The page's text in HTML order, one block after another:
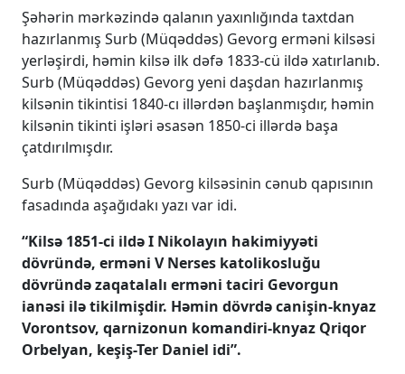
Şəhərin mərkəzində qalanın yaxınlığında taxtdan
hazırlanmış Surb (Müqəddəs) Gevorg erməni kilsəsi
yerləşirdi, həmin kilsə ilk dəfə 1833-cü ildə xatırlanıb.
Surb (Müqəddəs) Gevorg yeni daşdan hazırlanmış
kilsənin tikintisi 1840-cı illərdən başlanmışdır, həmin
kilsənin tikinti işləri əsasən 1850-ci illərdə başa
çatdırılmışdır.
Surb (Müqəddəs) Gevorg kilsəsinin cənub qapısının
fasadında aşağıdakı yazı var idi.
“Kilsə 1851-ci ildə I Nikolayın hakimiyyəti
dövründə, erməni V Nerses katolikosluğu
dövründə zaqatalalı erməni taciri Gevorgun
ianəsi ilə tikilmişdir. Həmin dövrdəcanişin-knyaz
Vorontsov, qarnizonun komandiri-knyaz Qriqor
Orbelyan, keşiş-Ter Daniel idi”.